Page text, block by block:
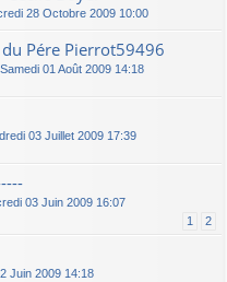
28 Octobre 2009 10:00
Pére Pierrot59496
Samedi 01 Août 2009 14:18
03 Juillet 2009 17:39
03 Juin 2009 16:07
1 2
Juin 2009 14:18